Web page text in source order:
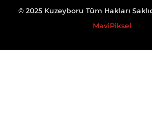
© 2025 Kuzeyboru Tüm Hakları
MaviPiksel